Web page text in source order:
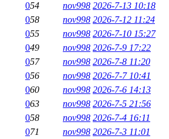
054 nov998 2026-7-13 10:18
058 nov998 2026-7-12 11:24
055 nov998 2026-7-10 15:27
049 nov998 2026-7-9 17:22
057 nov998 2026-7-8 11:20
056 nov998 2026-7-7 10:41
060 nov998 2026-7-6 14:13
063 nov998 2026-7-5 21:56
058 nov998 2026-7-4 16:11
071 nov998 2026-7-3 11:01